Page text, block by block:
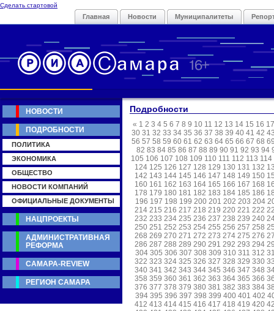
Сделать стартовой
Главная Новости Муниципалитеты
Подробности
« 1 2 3 4 5 6 7 8 9 10 11 12 13 14 15 16 17
30 31 32 33 34 35 36 37 38 39 40 41 42
56 57 58 59 60 61 62 63 64 65 66 67 68
82 83 84 85 86 87 88 89 90 91 92 93 94
105 106 107 108 109 110 111 112 113 114
124 125 126 127 128 129 130 131 132
142 143 144 145 146 147 148 149 150
160 161 162 163 164 165 166 167 168
178 179 180 181 182 183 184 185 186
196 197 198 199 200 201 202 203 204
214 215 216 217 218 219 220 221 222
232 233 234 235 236 237 238 239 240
250 251 252 253 254 255 256 257 258
268 269 270 271 272 273 274 275 276
286 287 288 289 290 291 292 293 294
304 305 306 307 308 309 310 311 312
322 323 324 325 326 327 328 329 330
340 341 342 343 344 345 346 347 348
358 359 360 361 362 363 364 365 366
376 377 378 379 380 381 382 383 384
394 395 396 397 398 399 400 401 402
412 413 414 415 416 417 418 419 420
НОВОСТИ
ПОДРОБНОСТИ
ПОЛИТИКА
ЭКОНОМИКА
ОБЩЕСТВО
НОВОСТИ КОМПАНИЙ
ОФИЦИАЛЬНЫЕ ДОКУМЕНТЫ
НАЦПРОЕКТЫ
АДМИНИСТРАТИВНАЯ
РЕФОРМА
САМАРА-REVIEW
РЕГИОН САМАРА